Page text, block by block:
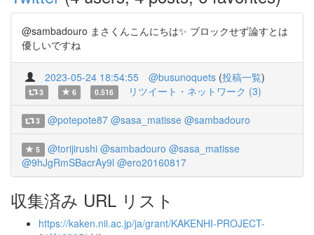
@sambadouro まさくんこんにちは✨ ブロックせず論すとは
優しいですね
2023-05-24 18:54:55 @busunoquets (投稿一覧)
3 6 0.516 リツイート・ネットワーク (3)
3 @potepote87 @sasa_matisse @sambadouro
5 @torijirushi @sambadouro @sasa_matisse
@9hJgRmSBacrAy9l @ero20160817
収集済み URL リスト
https://kaken.nii.ac.jp/ja/grant/KAKENHI-PROJECT-